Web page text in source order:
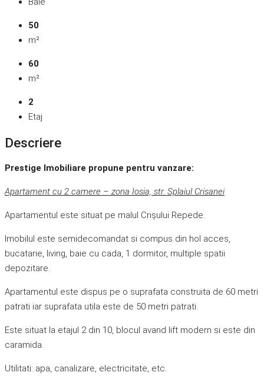
50
m²
60
m²
2
Etaj
Descriere
Prestige Imobiliare propune pentru vanzare:
Apartament cu 2 camere – zona Iosia, str. Splaiul Crisanei
Apartamentul este situat pe malul Crișului Repede.
Imobilul este semidecomandat si compus din hol acces,
bucatarie, living, baie cu cada, 1 dormitor, multiple spatii
depozitare.
Apartamentul este dispus pe o suprafata construita de 60 metri
patrati iar suprafata utila este de 50 metri patrati.
Este situat la etajul 2 din 10, blocul avand lift modern si este din
caramida.
Utilitati: apa, canalizare, electricitate, etc.